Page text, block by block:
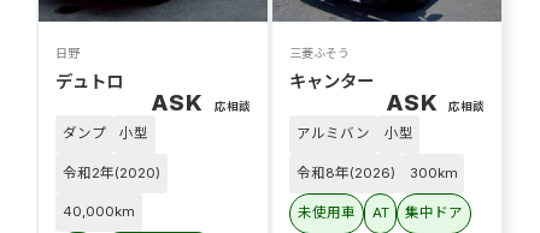
日野
デュトロ
ASK 応相談
ダンプ 小型
令和2年(2020)
40,000km
三菱ふそう
キャンター
ASK 応相談
アルミバン 小型
令和8年(2026) 300km
未使用車 AT 集中ドア